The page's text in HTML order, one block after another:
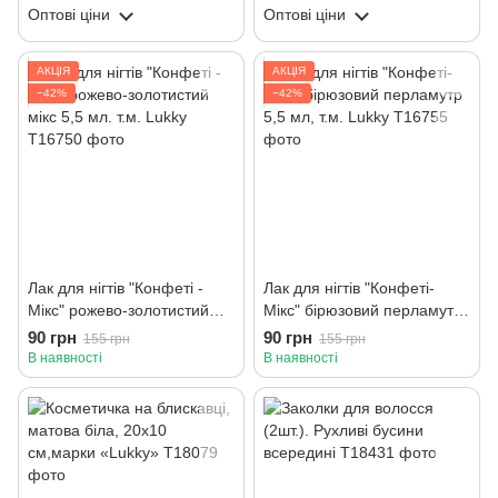
Оптові ціни Оптові ціни
АКЦІЯ
−42%
Лак для нігтів "Конфеті -
Мікс" рожево-золотистий
мікс 5,5 мл. т.м. Lukky
90 грн 155 грн
В наявності
АКЦІЯ
−42%
Лак для нігтів "Конфеті-
Мікс" бірюзовий перламутр
5,5 мл, т.м. Lukky
90 грн 155 грн
В наявності